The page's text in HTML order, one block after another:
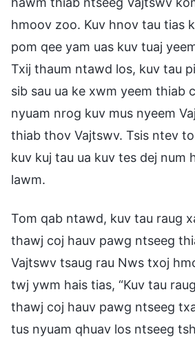
hmoov zoo. Kuv hnov tau tias
pom qee yam uas kuv tuaj
Txij thaum ntawd los, kuv tau
sib sau ua ke xwm yeem thiab
nyuam nrog kuv mus nyeem
thiab thov Vajtswv. Tsis ntev
kuv kuj tau ua kuv tes dej num
lawm.
Tom qab ntawd, kuv tau raug
thawj coj hauv pawg ntseeg
Vajtswv tsaug rau Nws txoj
twj ywm hais tias, “Kuv tau
thawj coj hauv pawg ntseeg
tus nyuam qhuav los ntseeg